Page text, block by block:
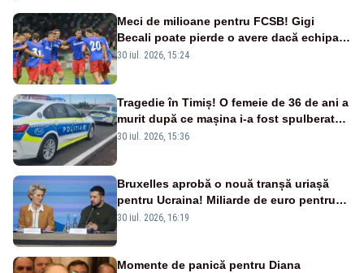
Meci de milioane pentru FCSB! Gigi
Becali poate pierde o avere dacă echipa
este eliminată de FK Auda
30 iul. 2026, 15:24
Tragedie în Timiș! O femeie de 36 de ani a
murit după ce mașina i-a fost spulberată
de tren
30 iul. 2026, 15:36
Bruxelles aprobă o nouă tranșă uriașă
pentru Ucraina! Miliarde de euro pentru
armament și apărare
30 iul. 2026, 16:19
Momente de panică pentru Diana